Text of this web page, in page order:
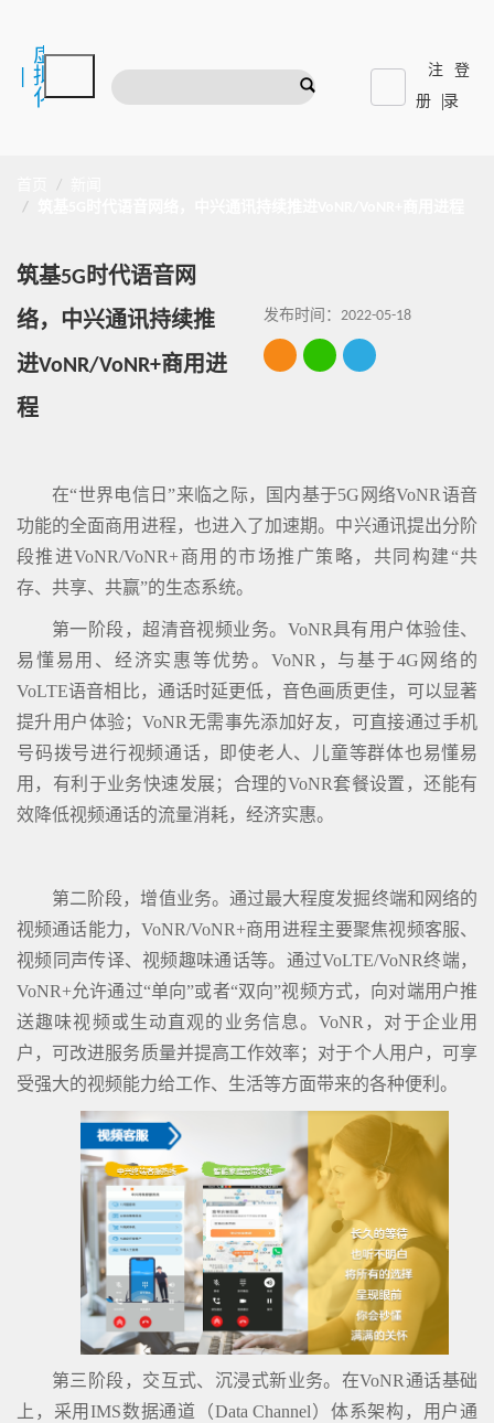
虚
拟
化
注
册
登
录
筑基5G时代语音网
络，中兴通讯持续推
进VoNR/VoNR+商用进
程
发布时间：2022-05-18
在“世界电信日”来临之际，国内基于5G网络VoNR语音
功能的全面商用进程，也进入了加速期。中兴通讯提出分阶
段推进VoNR/VoNR+商用的市场推广策略，共同构建“共
存、共享、共赢”的生态系统。
第一阶段，超清音视频业务。VoNR具有用户体验佳、
易懂易用、经济实惠等优势。VoNR，与基于4G网络的
VoLTE语音相比，通话时延更低，音色画质更佳，可以显著
提升用户体验；VoNR无需事先添加好友，可直接通过手机
号码拨号进行视频通话，即使老人、儿童等群体也易懂易
用，有利于业务快速发展；合理的VoNR套餐设置，还能有
效降低视频通话的流量消耗，经济实惠。
第二阶段，增值业务。通过最大程度发掘终端和网络的
视频通话能力，VoNR/VoNR+商用进程主要聚焦视频客服、
视频同声传译、视频趣味通话等。通过VoLTE/VoNR终端，
VoNR+允许通过“单向”或者“双向”视频方式，向对端用户推
送趣味视频或生动直观的业务信息。VoNR，对于企业用
户，可改进服务质量并提高工作效率；对于个人用户，可享
受强大的视频能力给工作、生活等方面带来的各种便利。
第三阶段，交互式、沉浸式新业务。在VoNR通话基础
上，采用IMS数据通道（Data Channel）体系架构，用户通